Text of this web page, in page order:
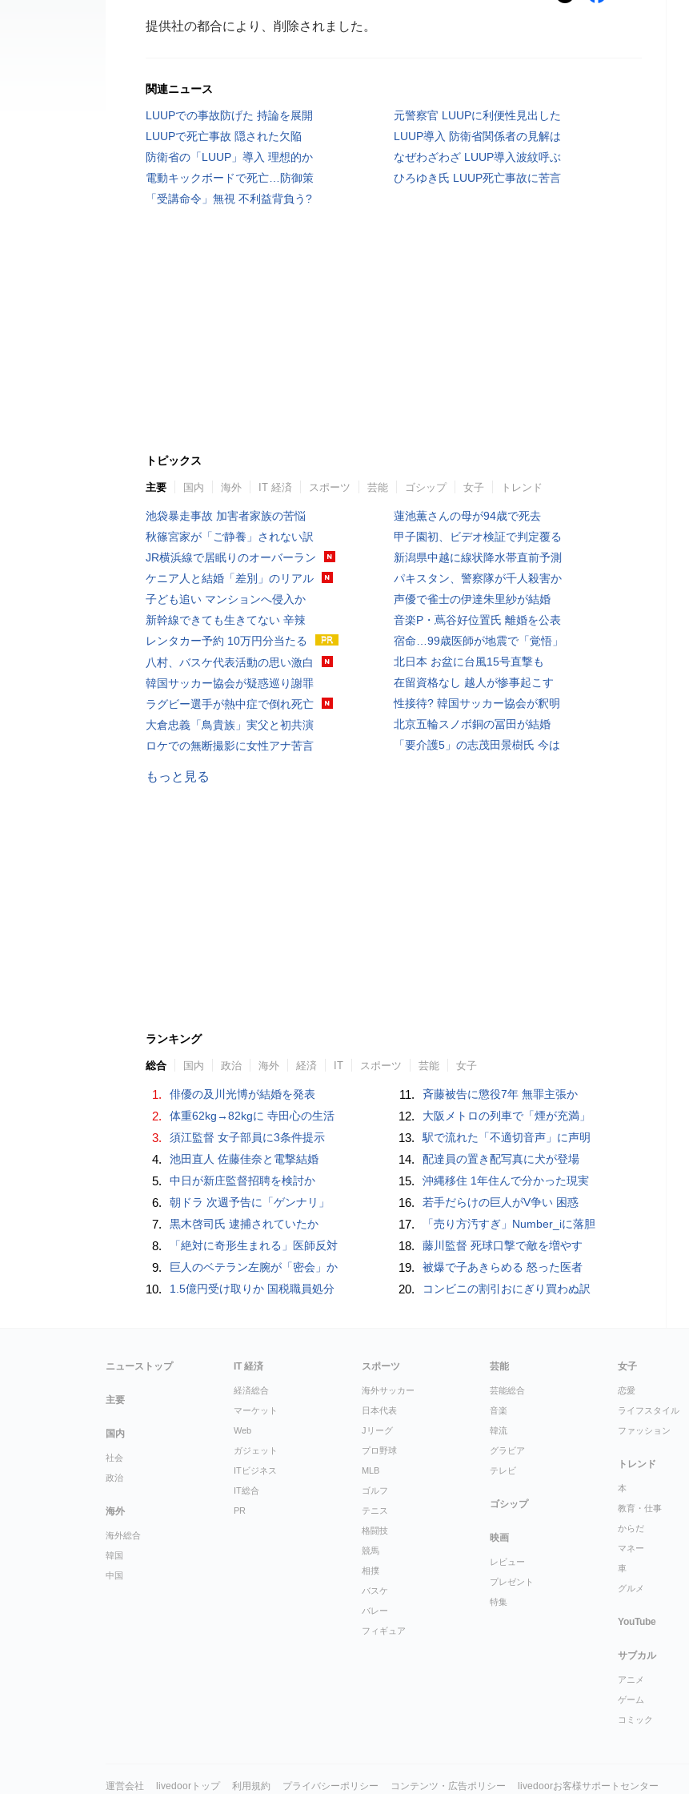
提供社の都合により、削除されました。
関連ニュース
LUUPでの事故防げた 持論を展開
元警察官 LUUPに利便性見出した
LUUPで死亡事故 隠された欠陥
LUUP導入 防衛省関係者の見解は
防衛省の「LUUP」導入 理想的か
なぜわざわざ LUUP導入波紋呼ぶ
電動キックボードで死亡…防御策
ひろゆき氏 LUUP死亡事故に苦言
「受講命令」無視 不利益背負う?
トピックス
主要 国内 海外 IT 経済 スポーツ 芸能 ゴシップ 女子 トレンド
池袋暴走事故 加害者家族の苦悩
秋篠宮家が「ご静養」されない訳
JR横浜線で居眠りのオーバーラン
ケニア人と結婚「差別」のリアル
子ども追い マンションへ侵入か
新幹線できても生きてない 辛辣
レンタカー予約 10万円分当たる
八村、バスケ代表活動の思い激白
韓国サッカー協会が疑惑巡り謝罪
ラグビー選手が熱中症で倒れ死亡
大倉忠義「鳥貴族」実父と初共演
ロケでの無断撮影に女性アナ苦言
蓮池薫さんの母が94歳で死去
甲子園初、ビデオ検証で判定覆る
新潟県中越に線状降水帯直前予測
パキスタン、警察隊が千人殺害か
声優で雀士の伊達朱里紗が結婚
音楽P・蔦谷好位置氏 離婚を公表
宿命…99歳医師が地震で「覚悟」
北日本 お盆に台風15号直撃も
在留資格なし 越人が惨事起こす
性接待? 韓国サッカー協会が釈明
北京五輪スノボ銅の冨田が結婚
「要介護5」の志茂田景樹氏 今は
もっと見る
ランキング
総合 国内 政治 海外 経済 IT スポーツ 芸能 女子
1. 俳優の及川光博が結婚を発表
2. 体重62kg→82kgに 寺田心の生活
3. 須江監督 女子部員に3条件提示
4. 池田直人 佐藤佳奈と電撃結婚
5. 中日が新庄監督招聘を検討か
6. 朝ドラ 次週予告に「ゲンナリ」
7. 黒木啓司氏 逮捕されていたか
8. 「絶対に奇形生まれる」医師反対
9. 巨人のベテラン左腕が「密会」か
10. 1.5億円受け取りか 国税職員処分
11. 斉藤被告に懲役7年 無罪主張か
12. 大阪メトロの列車で「煙が充満」
13. 駅で流れた「不適切音声」に声明
14. 配達員の置き配写真に犬が登場
15. 沖縄移住 1年住んで分かった現実
16. 若手だらけの巨人がV争い 困惑
17. 「売り方汚すぎ」Number_iに落胆
18. 藤川監督 死球口撃で敵を増やす
19. 被爆で子あきらめる 怒った医者
20. コンビニの割引おにぎり買わぬ訳
ニューストップ
主要
国内
社会
政治
海外
海外総合
韓国
中国
IT 経済
経済総合
マーケット
Web
ガジェット
ITビジネス
IT総合
PR
スポーツ
海外サッカー
日本代表
Jリーグ
プロ野球
MLB
ゴルフ
テニス
格闘技
競馬
相撲
バスケ
バレー
フィギュア
芸能
芸能総合
音楽
韓流
グラビア
テレビ
ゴシップ
映画
レビュー
プレゼント
特集
女子
恋愛
ライフスタイル
ファッション
トレンド
本
教育・仕事
からだ
マネー
車
グルメ
YouTube
サブカル
アニメ
ゲーム
コミック
運営会社 livedoorトップ 利用規約 プライバシーポリシー コンテンツ・広告ポリシー livedoorお客様サポートセンター